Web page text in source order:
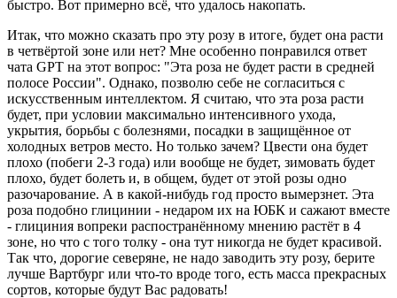
быстро. Вот примерно всё, что удалось накопать.
Итак, что можно сказать про эту розу в итоге, будет она расти
в четвёртой зоне или нет? Мне особенно понравился ответ
чата GPT на этот вопрос: "Эта роза не будет расти в средней
полосе России". Однако, позволю себе не согласиться с
искусственным интеллектом. Я считаю, что эта роза расти
будет, при условии максимально интенсивного ухода,
укрытия, борьбы с болезнями, посадки в защищённое от
холодных ветров место. Но только зачем? Цвести она будет
плохо (побеги 2-3 года) или вообще не будет, зимовать будет
плохо, будет болеть и, в общем, будет от этой розы одно
разочарование. А в какой-нибудь год просто вымерзнет. Эта
роза подобно глицинии - недаром их на ЮБК и сажают вместе
- глициния вопреки распостранённому мнению растёт в 4
зоне, но что с того толку - она тут никогда не будет красивой.
Так что, дорогие северяне, не надо заводить эту розу, берите
лучше Вартбург или что-то вроде того, есть масса прекрасных
сортов, которые будут Вас радовать!